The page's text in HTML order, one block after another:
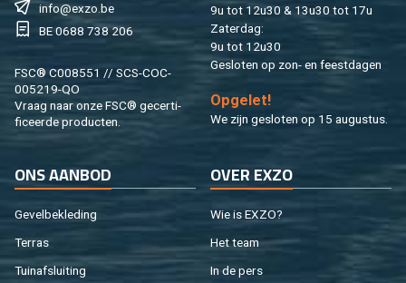
info@​exzo.​be
BE 0688 738 206
FSC® C008551 // SCS-COC-
005219-QO
Vraag naar onze FSC® ge­cer­ti­
fi­ceer­de pro­duc­ten.
9u tot 12u30 & 13u30 tot 17u
Za­ter­dag:
9u tot 12u30
Ge­slo­ten op zon- en feest­da­gen
Op­ge­let!
We zijn ge­slo­ten op 15 au­gus­tus.
ONS AAN­BOD
Ge­vel­be­kle­ding
Ter­ras
Tuin­af­slui­ting
OVER EXZO
Wie is EXZO?
Het team
In de pers